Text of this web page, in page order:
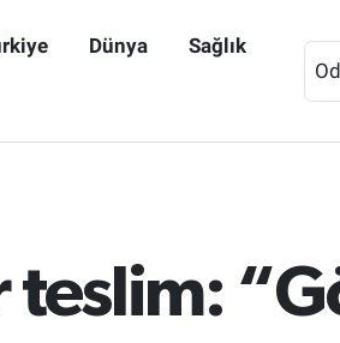
Dünya Sağlık
teslim: